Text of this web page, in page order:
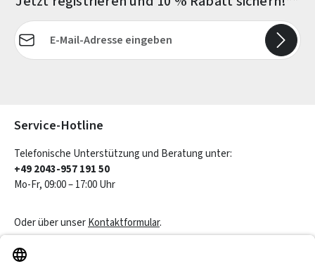
E-Mail-Adresse*
Service-Hotline
Telefonische Unterstützung und Beratung unter:
+49 2043-957 191 50
Mo-Fr, 09:00 – 17:00 Uhr
Oder über unserKontaktformular.